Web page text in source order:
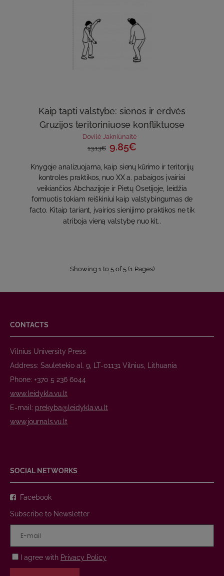
Kaip tapti valstybe: sienos ir erdvės
Gruzijos teritoriniuose konfliktuose
Dovilė Jakniūnaitė
13.13€ 9.85€
Knygoje analizuojama, kaip sienų kūrimo ir teritorijų
kontrolės praktikos, nuo XX a. pabaigos įvairiai
veikiančios Abchazijoje ir Pietų Osetijoje, leidžia
formuotis tokiam reiškiniui kaip valstybingumas de
facto. Kitaip tariant, įvairios sienijimo praktikos ne tik
atriboja vieną valstybę nuo kit..
Showing 1 to 5 of 5 (1 Pages)
CONTACTS
Vilnius University Press
Address: Saulėtekio al. 9, LT-01131 Vilnius, Lithuania
Phone: +370 5 236 6044
www.leidykla.vu.lt
E-mail: prekyba@leidykla.vu.lt
www.journals.vu.lt
SOCIAL NETWORKS
Facebook
Subscribe to Newsletter
I agree with Privacy Policy